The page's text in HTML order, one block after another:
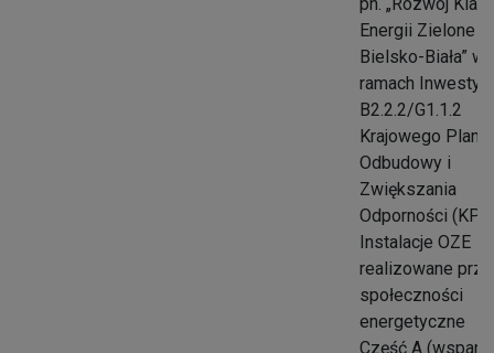
Energii Zielone
Bielsko-Biała” w
ramach
B2.2.2/G1.1.2
Krajowego Planu
Odbudowy i
Zwiększania
Odporności
Instalacje OZE
realizowane
społeczności
energetyczne
Część A